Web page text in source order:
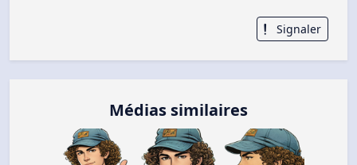
Signaler
Médias similaires